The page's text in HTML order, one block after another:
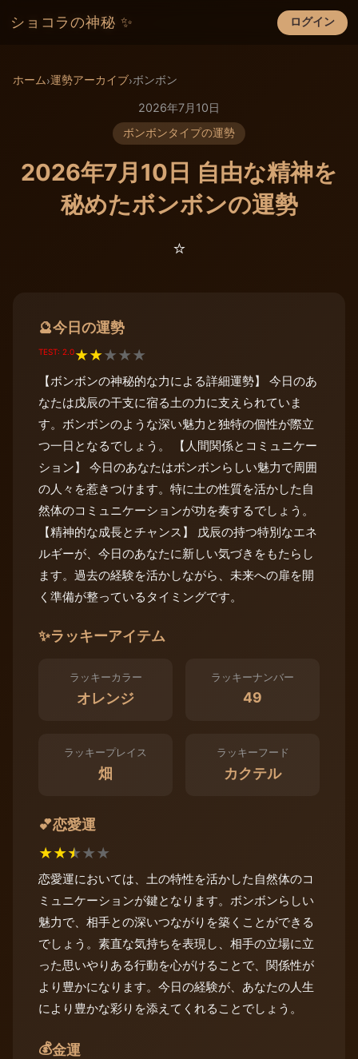
ショコラの神秘 ✨ ログイン
×
ホーム›運勢アーカイブ›ボンボン
2026年7月10日
ボンボンタイプの運勢
2026年7月10日 自由な精神を
秘めたボンボンの運勢
⭐️
🔮今日の運勢
TEST: 2.0★★★★★
【ボンボンの神秘的な力による詳細運勢】 今日のあ
なたは戊辰の干支に宿る土の力に支えられていま
す。ボンボンのような深い魅力と独特の個性が際立
つ一日となるでしょう。 【人間関係とコミュニケー
ション】 今日のあなたはボンボンらしい魅力で周囲
の人々を惹きつけます。特に土の性質を活かした自
然体のコミュニケーションが功を奏するでしょう。
【精神的な成長とチャンス】 戊辰の持つ特別なエネ
ルギーが、今日のあなたに新しい気づきをもたらし
ます。過去の経験を活かしながら、未来への扉を開
く準備が整っているタイミングです。
✨ラッキーアイテム
ラッキーカラー
オレンジ
ラッキーナンバー
49
ラッキープレイス
畑
ラッキーフード
カクテル
💕恋愛運
★★★★★
恋愛運においては、土の特性を活かした自然体のコ
ミュニケーションが鍵となります。ボンボンらしい
魅力で、相手との深いつながりを築くことができる
でしょう。素直な気持ちを表現し、相手の立場に立
った思いやりある行動を心がけることで、関係性が
より豊かになります。今日の経験が、あなたの人生
により豊かな彩りを添えてくれることでしょう。
💰金運